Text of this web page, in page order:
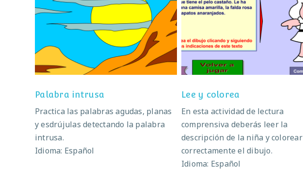
Palabra intrusa
Palabra intrusa
Practica las palabras agudas, planas
y esdrújulas detectando la palabra
intrusa.
Idioma: Español
Lee y colorea
Lee y colorea
En esta actividad de lectura
comprensiva deberás leer la
descripción de la niña y colorear
correctamente el dibujo.
Idioma: Español